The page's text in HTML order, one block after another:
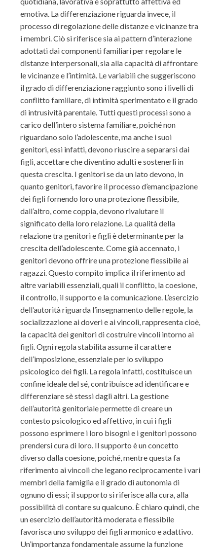
emotiva. La differenziazione riguarda invece, il
processo di regolazione delle distanze e vicinanze tra
i membri. Ciò si riferisce sia ai pattern d’interazione
adottati dai componenti familiari per regolare le
distanze interpersonali, sia alla capacità di affrontare
le vicinanze e l’intimità. Le variabili che suggeriscono
il grado di differenziazione raggiunto sono i livelli di
conflitto familiare, di intimità sperimentato e il grado
di intrusività parentale. Tutti questi processi sono a
carico dell’intero sistema familiare, poiché non
riguardano solo l’adolescente, ma anche i suoi
genitori, essi infatti, devono riuscire a separarsi dai
figli, accettare che diventino adulti e sostenerli in
questa crescita. I genitori se da un lato devono, in
quanto genitori, favorire il processo d’emancipazione
dei figli fornendo loro una protezione flessibile,
dall’altro, come coppia, devono rivalutare il
significato della loro relazione. La qualità della
relazione tra genitori e figli è determinante per la
crescita dell’adolescente. Come già accennato, i
genitori devono offrire una protezione flessibile ai
ragazzi. Questo compito implica il riferimento ad
altre variabili essenziali, quali il conflitto, la coesione,
il controllo, il supporto e la comunicazione. L’esercizio
dell’autorità riguarda l’insegnamento delle regole, la
socializzazione ai doveri e ai vincoli, rappresenta cioè,
la capacità dei genitori di costruire vincoli intorno ai
figli. Ogni regola stabilita assume il carattere
dell’imposizione, essenziale per lo sviluppo
psicologico dei figli. La regola infatti, costituisce un
confine ideale del sé, contribuisce ad identificare e
differenziare sè stessi dagli altri. La gestione
dell’autorità genitoriale permette di creare un
contesto psicologico ed affettivo, in cui i figli
possono esprimere i loro bisogni e i genitori possono
prendersi cura di loro. Il supporto è un concetto
diverso dalla coesione, poiché, mentre questa fa
riferimento ai vincoli che legano reciprocamente i vari
membri della famiglia e il grado di autonomia di
ognuno di essi; il supporto si riferisce alla cura, alla
possibilità di contare su qualcuno. È chiaro quindi, che
un esercizio dell’autorità moderata e flessibile
favorisca uno sviluppo dei figli armonico e adattivo.
Un’importanza fondamentale assume la funzione